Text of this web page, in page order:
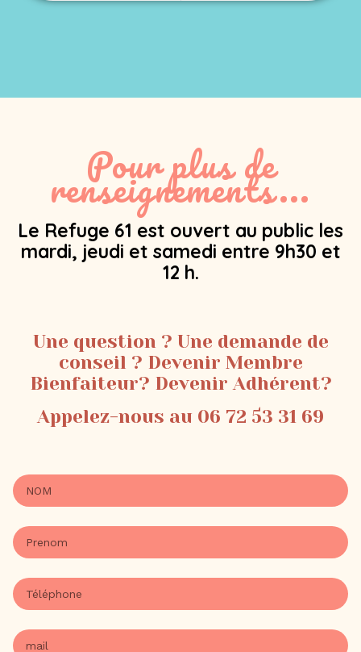
Pour plus de
renseignements...
Le Refuge 61 est ouvert au public les
mardi, jeudi et samedi entre 9h30 et
12 h.
Une question ? Une demande de
conseil ? Devenir Membre
Bienfaiteur? Devenir Adhérent?
Appelez-nous au 06 72 53 31 69